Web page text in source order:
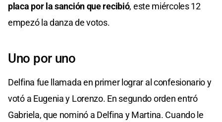
placa por la sanción que recibió, este miércoles 12
empezó la danza de votos.
Uno por uno
Delfina fue llamada en primer lograr al confesionario y
votó a Eugenia y Lorenzo. En segundo orden entró
Gabriela, que nominó a Delfina y Martina. Cuando le